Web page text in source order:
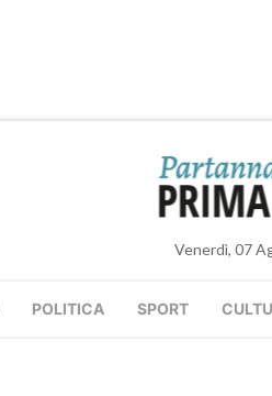
Venerdì, 07
POLITICA SPORT